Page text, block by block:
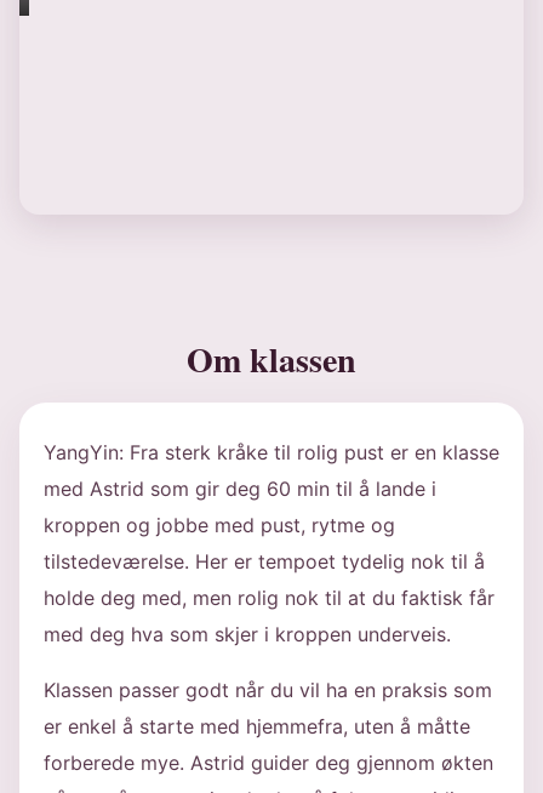
Om klassen
YangYin: Fra sterk kråke til rolig pust er en klasse
med Astrid som gir deg 60 min til å lande i
kroppen og jobbe med pust, rytme og
tilstedeværelse. Her er tempoet tydelig nok til å
holde deg med, men rolig nok til at du faktisk får
med deg hva som skjer i kroppen underveis.
Klassen passer godt når du vil ha en praksis som
er enkel å starte med hjemmefra, uten å måtte
forberede mye. Astrid guider deg gjennom økten